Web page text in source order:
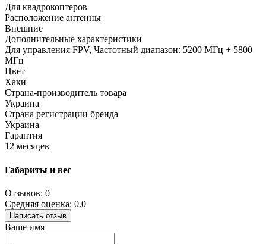
Для квадрокоптеров
Расположение антенны
Внешние
Дополнительные характеристики
Для управления FPV, Частотный диапазон: 5200 МГц + 5800
МГц
Цвет
Хаки
Страна-производитель товара
Украина
Страна регистрации бренда
Украина
Гарантия
12 месяцев
Габариты и вес
Отзывов: 0
Средняя оценка: 0.0
Написать отзыв
Ваше имя